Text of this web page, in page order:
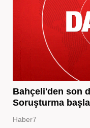
Bahçeli'den son
Soruşturma
Haber7